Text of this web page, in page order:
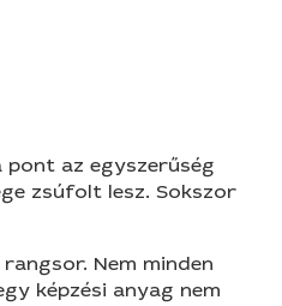
pont az egyszerűség
zsúfolt lesz. Sokszor
Nem minden
képzési anyag nem